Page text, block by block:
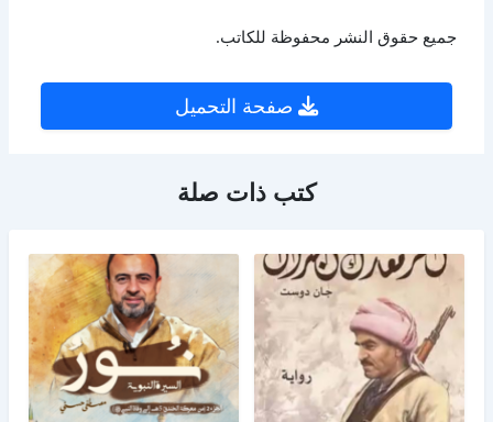
جميع حقوق النشر محفوظة للكاتب.
صفحة التحميل
كتب ذات صلة